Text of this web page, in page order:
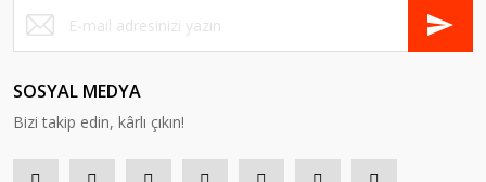
SOSYAL MEDYA
Bizi takip edin, kârlı çıkın!